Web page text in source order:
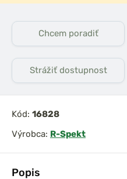
Popis
Chcem poradiť
Strážiť dostupnost
Kód: 16828
Výrobca: R-Spekt